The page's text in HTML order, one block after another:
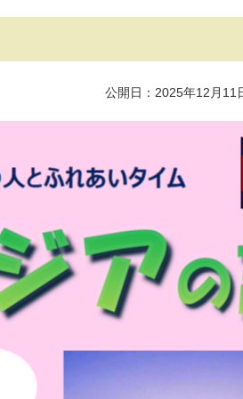
公開日：2025年12月